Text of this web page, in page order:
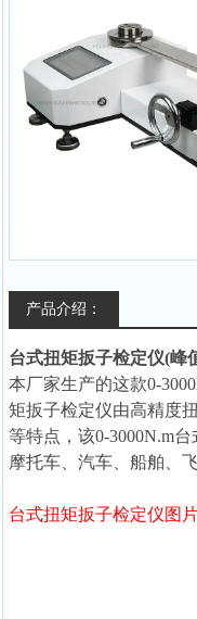
产品介绍：
台式扭矩扳子检定仪(峰
本厂家生产的这款0-
矩扳子检定仪由高精度
等特点，该0-3000N.m
摩托车、汽车、船舶、
台式扭矩扳子检定仪图